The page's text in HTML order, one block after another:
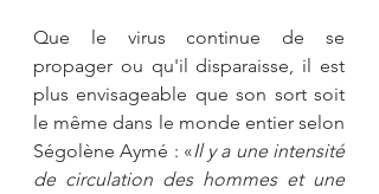
Que le virus continue de se
propager ou qu'il disparaisse, il est
plus envisageable que son sort soit
le même dans le monde entier selon
Ségolène Aymé : «Il y a une intensité
de circulation des hommes et une